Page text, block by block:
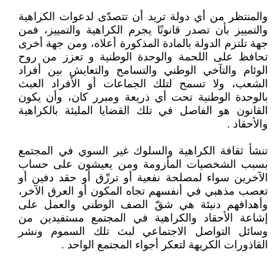
والمنتظر من أي دولة تريد أن تتصدّى لدعوات الكراهية
والتمييز بأن تصدر قانونًا يجرم الكراهية والتمييز، فمن
جهة تلتزم الدولة بالمادة المذكورة أعلاه، ومن جهة أخرى
تحافظ على اللحمة والوحدة الوطنية و تعزز من روح
الوئام والتآخي الوطني والتسامح والتعايش بين أفراد
الشعب، ولا تسمح لتلك الجماعات أو الأفراد العبث
بالوحدة الوطنية تحت أي ذريعة ومبرر كان، وأن يكون
القانون هو الفاصل في تلك القضايا المليئة بالكراهية
والأحقاد .
تنشأ ثقافة الكراهية والسلوك غير السوي في المجتمع
بسبب الشخصيات المأزومة ومن يعيشون على حساب
الآخرين سواء لمصلحة نفعية أو ترزّق أو حقد دفين أو
تعصب مذهبي في أنفسهم تجاه المكون أو العرق الآخر،
وأهدافهم دنيئة هي شقّ الصف الوطني والعمل على
إشاعة الأحقاد والكراهية في المجتمع مستفيدين من
وسائل التواصل الاجتماعي لبث تلك السموم ونشر
القاذورات الكريهة لتعكر أجواء المجتمع الواحد .